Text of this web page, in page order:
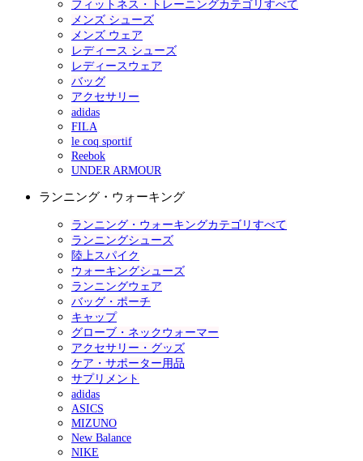
フィットネス・トレーニングカテゴリすべて
メンズ シューズ
メンズ ウェア
レディース シューズ
レディースウェア
バッグ
アクセサリー
adidas
FILA
le coq sportif
Reebok
UNDER ARMOUR
ランニング・ウォーキング
ランニング・ウォーキングカテゴリすべて
ランニングシューズ
陸上スパイク
ウォーキングシューズ
ランニングウェア
バッグ・ポーチ
キャップ
グローブ・ネックウォーマー
アクセサリー・グッズ
ケア・サポーター用品
サプリメント
adidas
ASICS
MIZUNO
New Balance
NIKE